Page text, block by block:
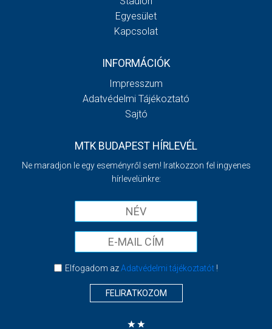
Egyesület
Kapcsolat
INFORMÁCIÓK
Impresszum
Adatvédelmi Tájékoztató
Sajtó
MTK BUDAPEST HÍRLEVÉL
Ne maradjon le egy eseményről sem! Iratkozzon fel ingyenes
hírlevelünkre:
Elfogadom azAdatvédelmi tájékoztatót!
FELIRATKOZOM